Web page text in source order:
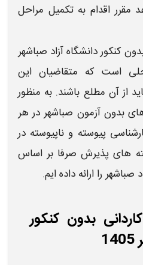
مقرر اقدام به تکمیل مراحل
کنکور دانشگاه آزاد صباشهر
است که متقاضیان این
از آن مطلع باشند. به منظور
بدون آزمون صباشهر در هر
پیوسته و ناپیوسته در
های پذیرش صرفا بر اساس
صباشهر را ارائه داده ایم.
بدون کنکور